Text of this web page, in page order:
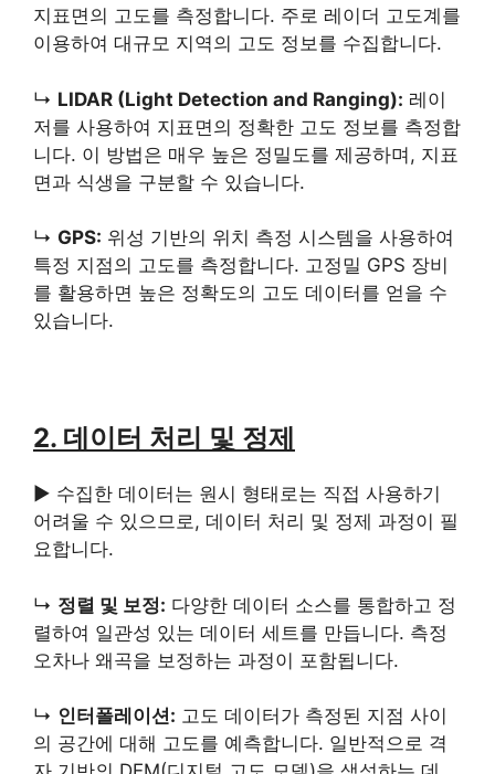
지표면의 고도를 측정합니다. 주로 레이더 고도계를
이용하여 대규모 지역의 고도 정보를 수집합니다.
↳ LIDAR (Light Detection and Ranging): 레이
저를 사용하여 지표면의 정확한 고도 정보를 측정합
니다. 이 방법은 매우 높은 정밀도를 제공하며, 지표
면과 식생을 구분할 수 있습니다.
↳ GPS: 위성 기반의 위치 측정 시스템을 사용하여
특정 지점의 고도를 측정합니다. 고정밀 GPS 장비
를 활용하면 높은 정확도의 고도 데이터를 얻을 수
있습니다.
2. 데이터 처리 및 정제
▶ 수집한 데이터는 원시 형태로는 직접 사용하기
어려울 수 있으므로, 데이터 처리 및 정제 과정이 필
요합니다.
↳ 정렬 및 보정: 다양한 데이터 소스를 통합하고 정
렬하여 일관성 있는 데이터 세트를 만듭니다. 측정
오차나 왜곡을 보정하는 과정이 포함됩니다.
↳ 인터폴레이션: 고도 데이터가 측정된 지점 사이
의 공간에 대해 고도를 예측합니다. 일반적으로 격